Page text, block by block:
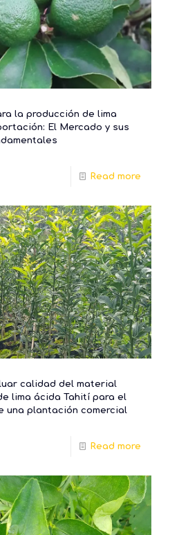
la producción de lima
El Mercado y sus
Read more
calidad del material
lima ácida Tahití para el
una plantación comercial
Read more